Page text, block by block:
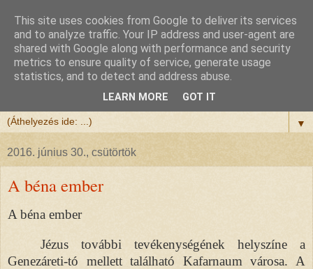
Félix atya
Szeretettel köszöntöm a honlapomra ellátogatót.
▼
2016. június 30., csütörtök
A béna ember
A béna ember
Jézus további tevékenységének helyszíne a
Genezáreti-tó mellett található Kafarnaum városa. A
This site uses cookies from Google to deliver its services
and to analyze traffic. Your IP address and user-agent are
shared with Google along with performance and security
metrics to ensure quality of service, generate usage
statistics, and to detect and address abuse.
LEARN MORE GOT IT